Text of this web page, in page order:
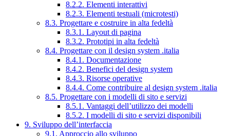
8.2.2. Elementi interattivi
8.2.3. Elementi testuali (microtesti)
8.3. Progettare e costruire in alta fedeltà
8.3.1. Layout di pagina
8.3.2. Prototipi in alta fedeltà
8.4. Progettare con il design system .italia
8.4.1. Documentazione
8.4.2. Benefici del design system
8.4.3. Risorse operative
8.4.4. Come contribuire al design system .italia
8.5. Progettare con i modelli di sito e servizi
8.5.1. Vantaggi dell’utilizzo dei modelli
8.5.2. I modelli di sito e servizi disponibili
9. Sviluppo dell’interfaccia
9.1. Approccio allo sviluppo